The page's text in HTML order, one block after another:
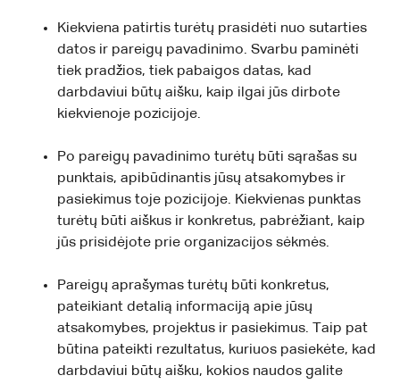
Kiekviena patirtis turėtų prasidėti nuo sutarties
datos ir pareigų pavadinimo. Svarbu paminėti
tiek pradžios, tiek pabaigos datas, kad
darbdaviui būtų aišku, kaip ilgai jūs dirbote
kiekvienoje pozicijoje.
Po pareigų pavadinimo turėtų būti sąrašas su
punktais, apibūdinantis jūsų atsakomybes ir
pasiekimus toje pozicijoje. Kiekvienas punktas
turėtų būti aiškus ir konkretus, pabrėžiant, kaip
jūs prisidėjote prie organizacijos sėkmės.
Pareigų aprašymas turėtų būti konkretus,
pateikiant detalią informaciją apie jūsų
atsakomybes, projektus ir pasiekimus. Taip pat
būtina pateikti rezultatus, kuriuos pasiekėte, kad
darbdaviui būtų aišku, kokios naudos galite